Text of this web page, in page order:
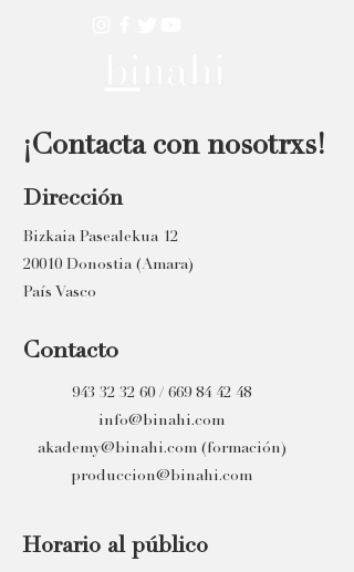
¡Contacta con nosotrxs!
Dirección
Bizkaia Pasealekua 12
20010 Donostia (Amara)
País Vasco
Contacto
943 32 32 60 / 669 84 42 48
info@binahi.com
akademy@binahi.com(formación)
produccion@binahi.com
Horario al público